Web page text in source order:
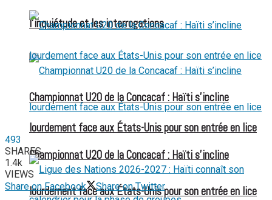
l’inquiétude et les interrogations
Championnat U20 de la Concacaf : Haïti s’incline
lourdement face aux États-Unis pour son entrée en lice
Championnat U20 de la Concacaf : Haïti s’incline
lourdement face aux États-Unis pour son entrée en lice
493
SHARES
1.4k
VIEWS
Share on Facebook
Share on Twitter